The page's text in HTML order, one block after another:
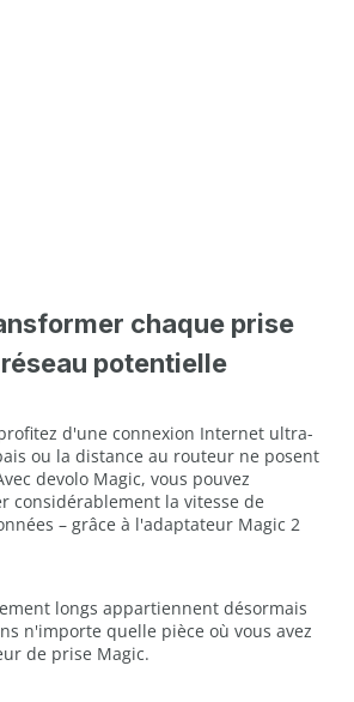
chaque prise
potentielle
d'une connexion Internet ultra-
ou la distance au routeur ne posent
devolo Magic, vous pouvez
considérablement la vitesse de
– grâce à l'adaptateur Magic 2
longs appartiennent désormais
n'importe quelle pièce où vous avez
de prise Magic.